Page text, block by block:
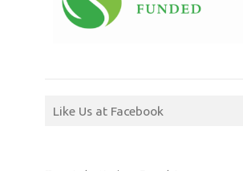
Like Us at Facebook